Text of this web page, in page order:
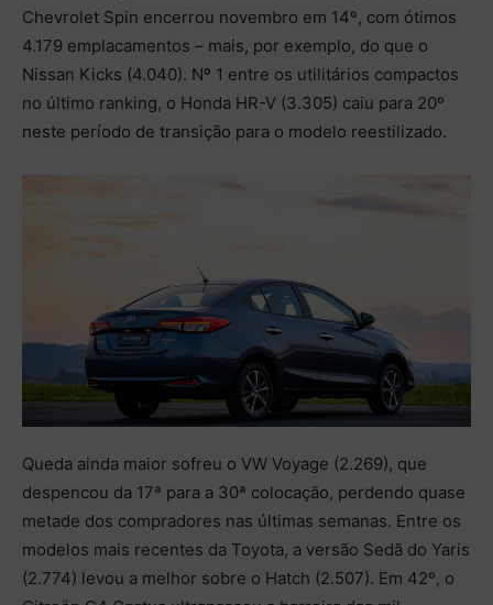
Chevrolet Spin encerrou novembro em 14º, com ótimos
4.179 emplacamentos – mais, por exemplo, do que o
Nissan Kicks (4.040). Nº 1 entre os utilitários compactos
no último ranking, o Honda HR-V (3.305) caiu para 20º
neste período de transição para o modelo reestilizado.
Queda ainda maior sofreu o VW Voyage (2.269), que
despencou da 17ª para a 30ª colocação, perdendo quase
metade dos compradores nas últimas semanas. Entre os
modelos mais recentes da Toyota, a versão Sedã do Yaris
(2.774) levou a melhor sobre o Hatch (2.507). Em 42º, o